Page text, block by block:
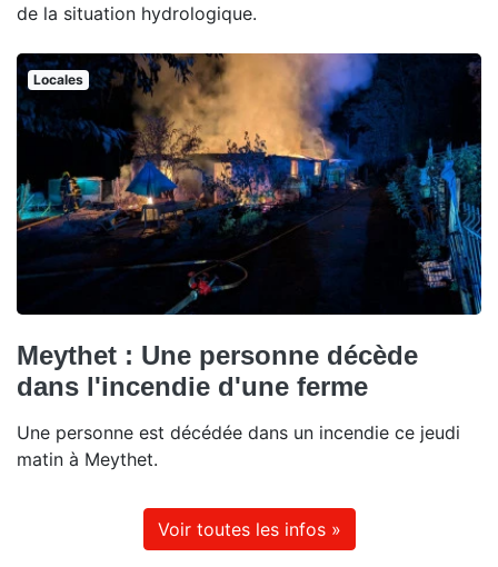
de la situation hydrologique.
Locales
Meythet : Une personne décède
dans l'incendie d'une ferme
Une personne est décédée dans un incendie ce jeudi
matin à Meythet.
Voir toutes les infos »